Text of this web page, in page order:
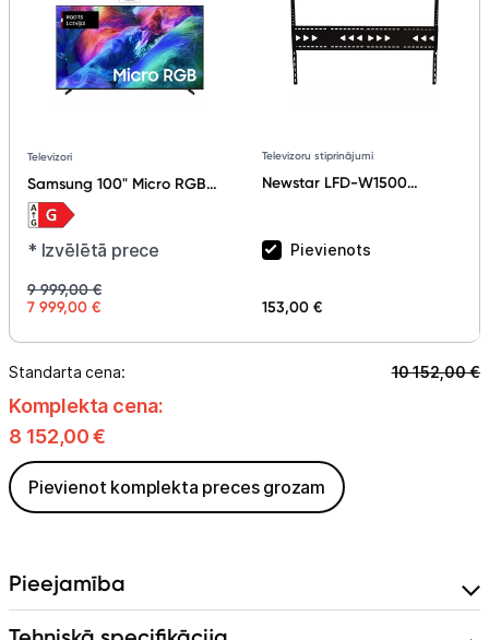
Televizori
Samsung 100" Micro RGB
Smart TV (2026)
MRE100R85HUXXH
* Izvēlētā prece
9 999,00 €
7 999,00 €
Televizoru stiprinājumi
Newstar LFD-W1500
Pievienots
153,00 €
Standarta cena: 10 152,00€
Komplekta cena:
8 152,00€
Pievienot komplekta preces grozam
Pieejamība